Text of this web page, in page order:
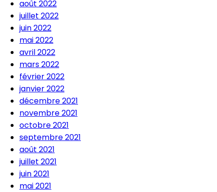
août 2022
juillet 2022
juin 2022
mai 2022
avril 2022
mars 2022
février 2022
janvier 2022
décembre 2021
novembre 2021
octobre 2021
septembre 2021
août 2021
juillet 2021
juin 2021
mai 2021